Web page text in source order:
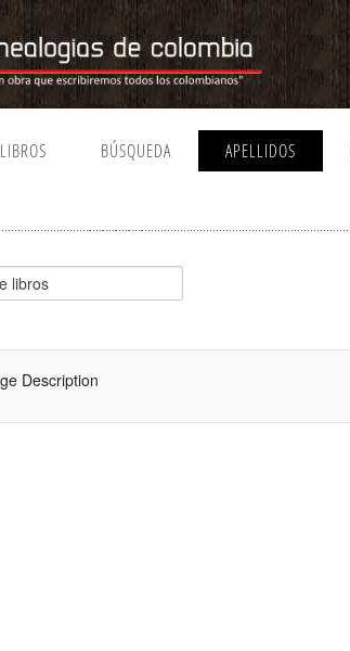
LIBROS BÚSQUEDA APELLIDOS